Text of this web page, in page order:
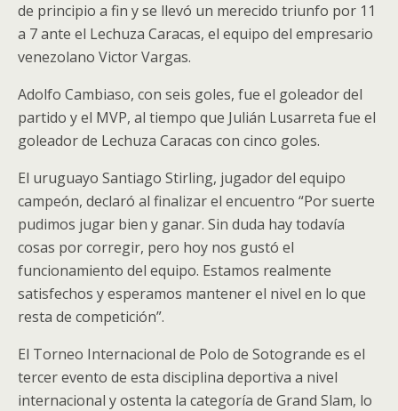
de principio a fin y se llevó un merecido triunfo por 11
a 7 ante el Lechuza Caracas, el equipo del empresario
venezolano Victor Vargas.
Adolfo Cambiaso, con seis goles, fue el goleador del
partido y el MVP, al tiempo que Julián Lusarreta fue el
goleador de Lechuza Caracas con cinco goles.
El uruguayo Santiago Stirling, jugador del equipo
campeón, declaró al finalizar el encuentro “Por suerte
pudimos jugar bien y ganar. Sin duda hay todavía
cosas por corregir, pero hoy nos gustó el
funcionamiento del equipo. Estamos realmente
satisfechos y esperamos mantener el nivel en lo que
resta de competición”.
El Torneo Internacional de Polo de Sotogrande es el
tercer evento de esta disciplina deportiva a nivel
internacional y ostenta la categoría de Grand Slam, lo